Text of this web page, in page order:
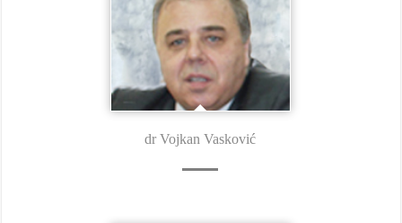
dr Vojkan Vasković